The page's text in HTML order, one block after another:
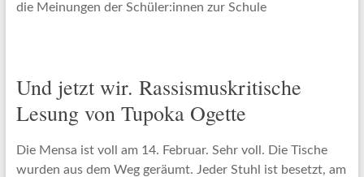
die Meinungen der Schüler:innen zur Schule
Und jetzt wir. Rassismuskritische
Lesung von Tupoka Ogette
Die Mensa ist voll am 14. Februar. Sehr voll. Die Tische
wurden aus dem Weg geräumt. Jeder Stuhl ist besetzt, am